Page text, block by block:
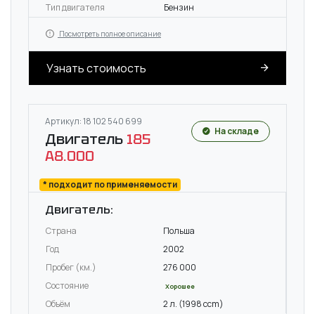
Тип двигателя
Бензин
Посмотреть полное описание
Узнать стоимость
Артикул: 18 102 540 699
Двигатель 185
A8.000
* подходит по применяемости
На складе
Двигатель:
Страна
Польша
Год
2002
Пробег (км.)
276 000
Состояние
Хорошее
Объём 2 л. (1998 ccm)